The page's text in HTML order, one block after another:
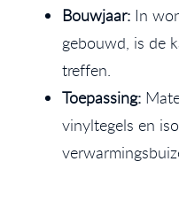
Bouwjaar: In
gebouwd, is de
treffen.
Toepassing:
vinyltegels en